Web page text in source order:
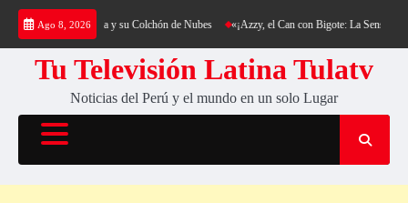
Saltar
contenido
Ago 8, 2026
al Cerro Cantería y su Colchón de Nubes «¡Azzy, el Can con Bigote: La Sensación
Tu Televisión Latina Tulatv
Noticias del Perú y el mundo en un solo Lugar